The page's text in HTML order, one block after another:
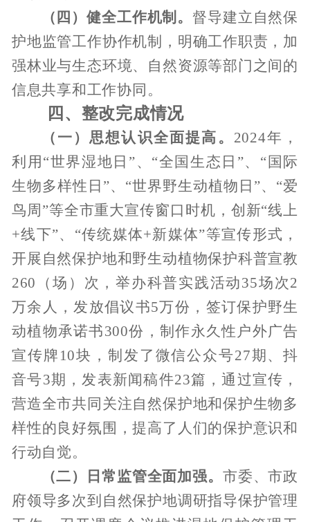
（四）健全工作机制。督导建立自然保
护地监管工作协作机制，明确工作职责，加
强林业与生态环境、自然资源等部门之间的
信息共享和工作协同。
四、 整改完成情况
（一）思想认识全面提高。 2024年，
利用 “世界湿地日 ”、 “全国生态日 ”、 “ 国际
生物多样性日 ”、 “世界野生动植物日 ”、 “爱
鸟周 ”等全市重大宣传窗口时机，创新“线上
+线下”、 “传统媒体+新媒体”等宣传形式，
开展 自然保护地和野生动植物保护科普宣教
260
（场） 次，举办科普实践活动35场次2
万余人，发放倡议书5万份，签订保护野生
动植物承诺书300份，制作永久性户外广告
宣传牌 10块 ， 制发了微信公众号27期、抖
音号3期，发表新闻稿件23篇，通过宣传，
营造全市共同关注自然保护地和保护生物多
样性的良好氛围
，提高了人们的保护意识和
行动自觉。
（二）
日常监管全面加强。 市委、市政
府领导多次到 自然保护地调研指导保护管理